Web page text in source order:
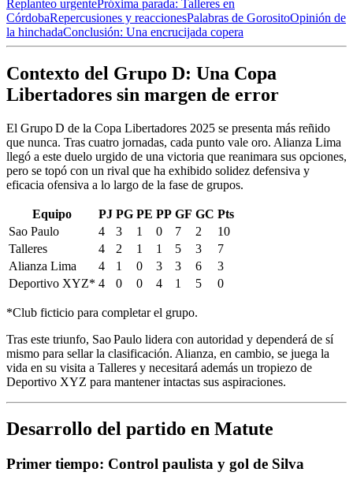
Replanteo urgentePróxima parada: Talleres en
CórdobaRepercusiones y reaccionesPalabras de GorositoOpinión de
la hinchadaConclusión: Una encrucijada copera
Contexto del Grupo D: Una Copa
Libertadores sin margen de error
El Grupo D de la Copa Libertadores 2025 se presenta más reñido
que nunca. Tras cuatro jornadas, cada punto vale oro. Alianza Lima
llegó a este duelo urgido de una victoria que reanimara sus opciones,
pero se topó con un rival que ha exhibido solidez defensiva y
eficacia ofensiva a lo largo de la fase de grupos.
Equipo PJ PG PE PP GF GC Pts
Sao Paulo
4 3 1 0 7 2
10
Talleres
4 2 1 1 5 3
7
Alianza Lima
4 1 0 3 3 6
3
Deportivo XYZ* 4 0 0 4 1 5 0
*Club ficticio para completar el grupo.
Tras este triunfo, Sao Paulo lidera con autoridad y dependerá de sí
mismo para sellar la clasificación. Alianza, en cambio, se juega la
vida en su visita a Talleres y necesitará además un tropiezo de
Deportivo XYZ para mantener intactas sus aspiraciones.
Desarrollo del partido en Matute
Primer tiempo: Control paulista y gol de Silva